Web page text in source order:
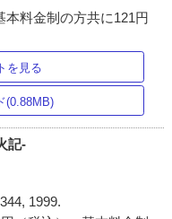
料金制の方共に121円
を見る
(0.88MB)
記-
1999.